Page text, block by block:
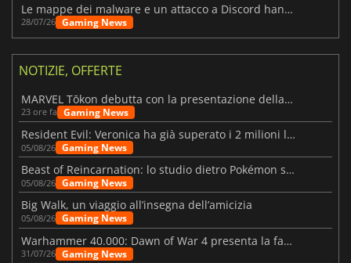
Le mappe dei malware e un attacco a Discord hanno colpito Meccha Chameleon
28/07/26 Gaming News
NOTIZIE, OFFERTE
MARVEL Tōkon debutta con la presentazione della roadmap per il primo anno
23 ore fa Gaming News
Resident Evil: Veronica ha già superato i 2 milioni liste dei desideri
05/08/26 Gaming News
Beast of Reincarnation: lo studio dietro Pokémon su una nuova strada
05/08/26 Gaming News
Big Walk, un viaggio all’insegna dell’amicizia
05/08/26 Gaming News
Warhammer 40.000: Dawn of War 4 presenta la fazione dei Necron
31/07/26 Gaming News